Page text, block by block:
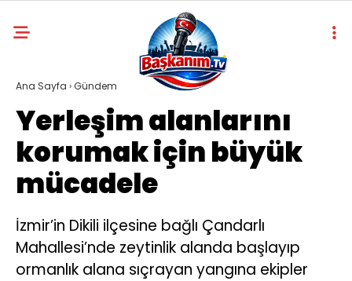
Ana Sayfa ›Gündem
Yerleşim alanlarını
korumak için büyük
mücadele
İzmir’in Dikili ilçesine bağlı Çandarlı
Mahallesi’nde zeytinlik alanda başlayıp
ormanlık alana sıçrayan yangına ekipler